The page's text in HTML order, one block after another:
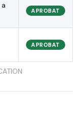
APROBAT
APROBAT